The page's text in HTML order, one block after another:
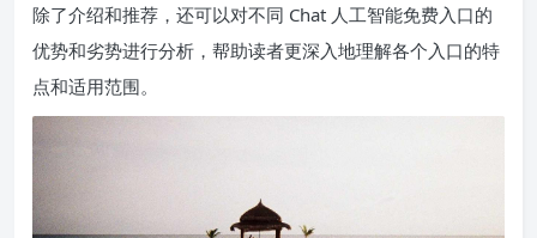
除了介绍和推荐，还可以对不同 Chat 人工智能免费入口的
优势和劣势进行分析，帮助读者更深入地理解各个入口的特
点和适用范围。